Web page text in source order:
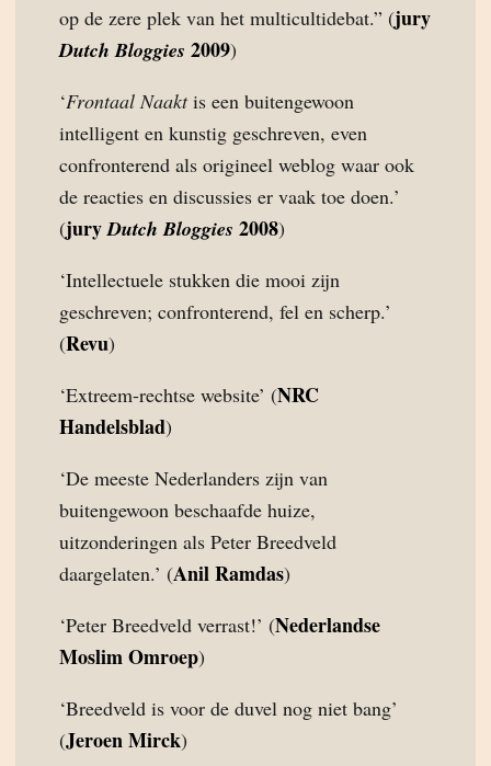
op de zere plek van het multicultidebat.” (jury
Dutch Bloggies 2009)
‘Frontaal Naaktis een buitengewoon
intelligent en kunstig geschreven, even
confronterend als origineel weblog waar ook
de reacties en discussies er vaak toe doen.’
(juryDutch Bloggies 2008)
‘Intellectuele stukken die mooi zijn
geschreven; confronterend, fel en scherp.’
(Revu)
‘Extreem-rechtse website’ (NRC
Handelsblad)
‘De meeste Nederlanders zijn van
buitengewoon beschaafde huize,
uitzonderingen als Peter Breedveld
daargelaten.’ (Anil Ramdas)
‘Peter Breedveld verrast!’ (Nederlandse
Moslim Omroep)
‘Breedveld is voor de duvel nog niet bang’
(Jeroen Mirck)